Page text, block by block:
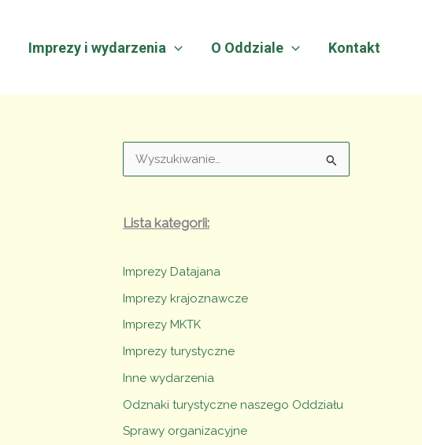
Imprezy i wydarzenia O Oddziale Kontakt
y
z
k
a
j
Lista kategorii:
Imprezy Datajana
Imprezy krajoznawcze
Imprezy MKTK
Imprezy turystyczne
Inne wydarzenia
Odznaki turystyczne naszego Oddziału
Sprawy organizacyjne